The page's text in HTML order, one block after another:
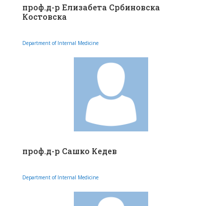
проф.д-р Елизабета Србиновска
Костовска
Department of Internal Medicine
проф.д-р Сашко Кедев
Department of Internal Medicine